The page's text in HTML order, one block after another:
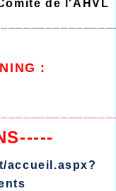
de l'AHVL
:
accueil.aspx?